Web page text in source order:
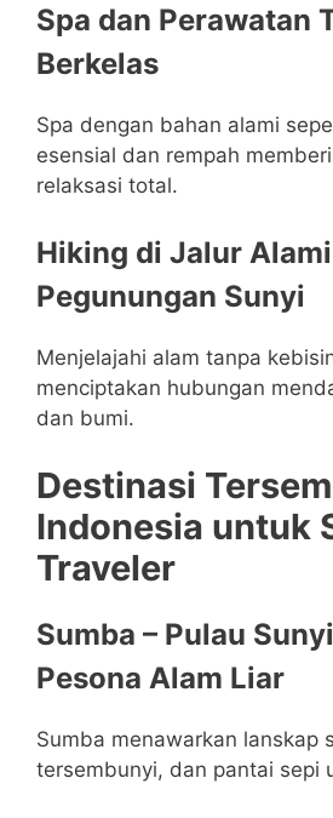
Spa dan Perawatan
Berkelas
Spa dengan bahan alami
esensial dan rempah
relaksasi total.
Hiking di Jalur
Pegunungan Sunyi
Menjelajahi alam tanpa
menciptakan hubungan
dan bumi.
Destinasi
Indonesia untuk
Traveler
Sumba – Pulau
Pesona Alam Liar
Sumba menawarkan lanskap
tersembunyi, dan pantai sepi